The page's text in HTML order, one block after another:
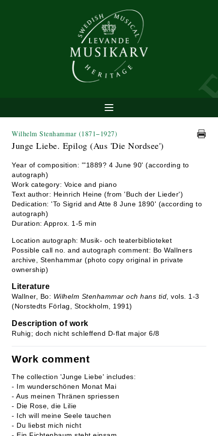
Wilhelm Stenhammar (1871−1927)
Junge Liebe. Epilog (Aus 'Die Nordsee')
Year of composition: '"1889? 4 June 90' (according to
autograph)
Work category: Voice and piano
Text author: Heinrich Heine (from 'Buch der Lieder')
Dedication: 'To Sigrid and Atte 8 June 1890' (according to
autograph)
Duration: Approx. 1-5 min
Location autograph: Musik- och teaterbiblioteket
Possible call no. and autograph comment: Bo Wallners
archive, Stenhammar (photo copy original in private
ownership)
Literature
Wallner, Bo: Wilhelm Stenhammar och hans tid , vols. 1-3
(Norstedts Förlag, Stockholm, 1991)
Description of work
Ruhig; doch nicht schleffend D-flat major 6/8
Work comment
The collection 'Junge Liebe' includes:
- Im wunderschönen Monat Mai
- Aus meinen Thränen spriessen
- Die Rose, die Lilie
- Ich will meine Seele tauchen
- Du liebst mich nicht